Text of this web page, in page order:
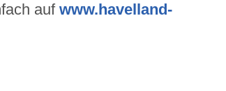
auf www.havelland-